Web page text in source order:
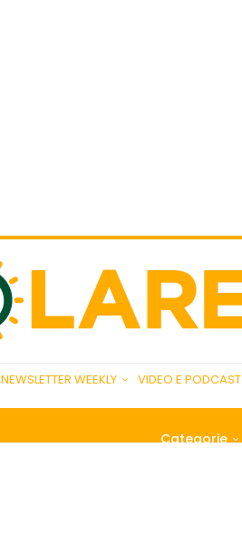
NEWSLETTER WEEKLY VIDEO E PODCAST
Categorie